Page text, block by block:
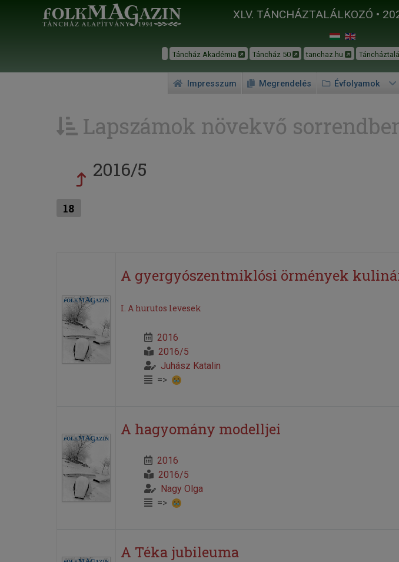
XLV. TÁNCHÁZTALÁLKOZÓ •
Táncház Akadémia Táncház 50 tanchaz.hu
Impresszum Megrendelés Évfolyamok
Lapszámok növekvő
2016/5
18
A gyergyószentmiklósi örmények
I. A hurutos levesek
2016
2016/5
Juhász Katalin
=>
A hagyomány modelljei
2016
2016/5
Nagy Olga
=>
A Téka jubileuma